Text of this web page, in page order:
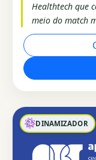
Healthtech que
meio do match
DINAMIZADOR